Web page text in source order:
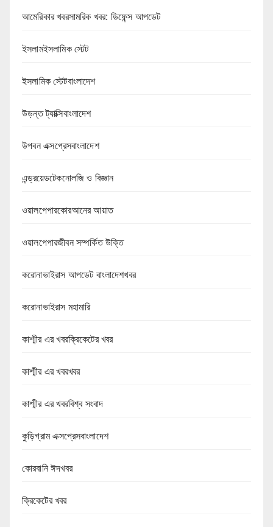
আমেরিকার খবরসামরিক খবর: ডিফেন্স আপডেট
ইসলামইসলামিক স্টেট
ইসলামিক স্টেটবাংলাদেশ
উড়ন্ত ট্যাক্সিবাংলাদেশ
উপবন এক্সপ্রেসবাংলাদেশ
এন্ড্রয়েডটেকনোলজি ও বিজ্ঞান
ওয়ালপেপারকোরআনের আয়াত
ওয়ালপেপারজীবন সম্পর্কিত উক্তি
করোনাভাইরাস আপডেট বাংলাদেশখবর
করোনাভাইরাস মহামারি
কাশ্মীর এর খবরক্রিকেটের খবর
কাশ্মীর এর খবরখবর
কাশ্মীর এর খবরবিশ্ব সংবাদ
কুড়িগ্রাম এক্সপ্রেসবাংলাদেশ
কোরবানি ঈদখবর
ক্রিকেটের খবর